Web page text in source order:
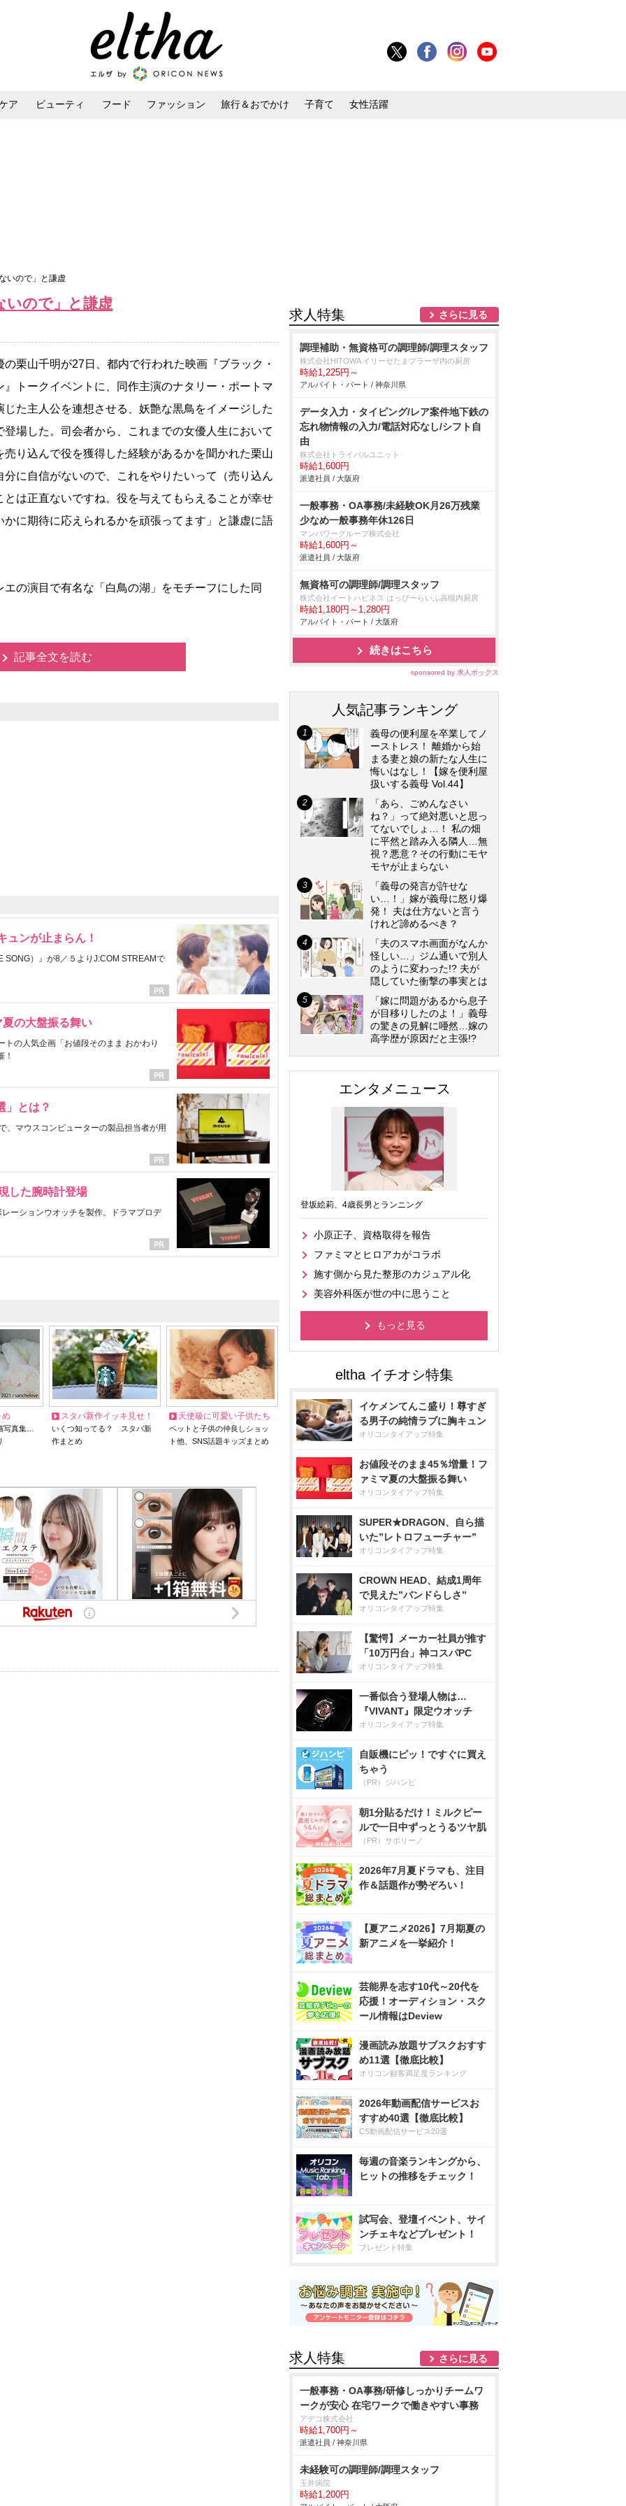
ア ビューティ フード ファッション 旅行＆おでかけ 子育て 女性活躍
いので」と謙虚
いので」と謙虚
栗山千明が27日、都内で行われた映画『ブラック・
』トークイベントに、同作主演のナタリー・ポートマ
じた主人公を連想させる、妖艶な黒鳥をイメージした
登場した。司会者から、これまでの女優人生において
売り込んで役を獲得した経験があるかを聞かれた栗山
分に自信がないので、これをやりたいって（売り込ん
とは正直ないですね。役を与えてもらえることが幸せ
かに期待に応えられるかを頑張ってます」と謙虚に語
の演目で有名な「白鳥の湖」をモチーフにした同
記事全文を読む
ュンが止まらん！
SONG）』が8／５よりJ:COM STREAMで
の大盤振る舞い
の人気企画「お値段そのまま おかわり
！
」とは？
、マウスコンピューターの製品担当者が用
した腕時計登場
ーションウオッチを製作。ドラマプロデ
め
写真集…
スタバ新作イッキ見せ！
いくつ知ってる？ スタバ新
作まとめ
天使級に可愛い子供たち
ペットと子供の仲良しショッ
ト他、SNS話題キッズまとめ
求人特集 さらに見る
調理補助・無資格可の調理師/調理スタッフ
株式会社HITOWA イリーゼたまプラーザ内の厨房
時給1,225円～
アルバイト・パート / 神奈川県
データ入力・タイピング/レア案件地下鉄の
忘れ物情報の入力/電話対応なし/シフト自
由
株式会社トライバルユニット
時給1,600円
派遣社員 / 大阪府
一般事務・OA事務/未経験OK月26万残業
少なめ一般事務年休126日
マンパワーグループ株式会社
時給1,600円～
派遣社員 / 大阪府
無資格可の調理師/調理スタッフ
株式会社イートハピネス はっぴーらいふ高槻内厨房
時給1,180円～1,280円
アルバイト・パート / 大阪府
続きはこちら
sponsored by 求人ボックス
人気記事ランキング
義母の便利屋を卒業してノ
ーストレス！ 離婚から始
まる妻と娘の新たな人生に
悔いはなし！【嫁を便利屋
扱いする義母 Vol.44】
「あら、ごめんなさい
ね？」って絶対悪いと思っ
てないでしょ…！ 私の畑
に平然と踏み入る隣人…無
視？悪意？その行動にモヤ
モヤが止まらない
「義母の発言が許せな
い…！」嫁が義母に怒り爆
発！ 夫は仕方ないと言う
けれど諦めるべき？
「夫のスマホ画面がなんか
怪しい…」ジム通いで別人
のように変わった!? 夫が
隠していた衝撃の事実とは
「嫁に問題があるから息子
が目移りしたのよ！」義母
の驚きの見解に唖然…嫁の
高学歴が原因だと主張!?
エンタメニュース
登坂絵莉、4歳長男とランニング
小原正子、資格取得を報告
ファミマとヒロアカがコラボ
施す側から見た整形のカジュアル化
美容外科医が世の中に思うこと
もっと見る
イケメンてんこ盛り！尊すぎ
る男子の純情ラブに胸キュン
オリコンタイアップ特集
お値段そのまま45％増量！フ
ァミマ夏の大盤振る舞い
オリコンタイアップ特集
SUPER★DRAGON、自ら描
いた”レトロフューチャー”
オリコンタイアップ特集
CROWN HEAD、結成1周年
で見えた”バンドらしさ”
オリコンタイアップ特集
【驚愕】メーカー社員が推す
「10万円台」神コスパPC
オリコンタイアップ特集
一番似合う登場人物は…
『VIVANT』限定ウオッチ
オリコンタイアップ特集
自販機にピッ！ですぐに買え
ちゃう
（PR）ジハンピ
朝1分貼るだけ！ミルクピー
ルで一日中ずっとうるツヤ肌
（PR）サボリーノ
2026年7月夏ドラマも、注目
作＆話題作が勢ぞろい！
【夏アニメ2026】7月期夏の
新アニメを一挙紹介！
芸能界を志す10代～20代を
応援！オーディション・スク
ール情報はDeview
漫画読み放題サブスクおすす
め11選【徹底比較】
オリコン顧客満足度ランキング
2026年動画配信サービスお
すすめ40選【徹底比較】
CS動画配信サービス20選
毎週の音楽ランキングから、
ヒットの推移をチェック！
試写会、登壇イベント、サイ
ンチェキなどプレゼント！
プレゼント特集
求人特集 さらに見る
一般事務・OA事務/研修しっかりチームワ
ークが安心 在宅ワークで働きやすい事務
アデコ株式会社
時給1,700円～
派遣社員 / 神奈川県
未経験可の調理師/調理スタッフ
玉井病院
時給1,200円